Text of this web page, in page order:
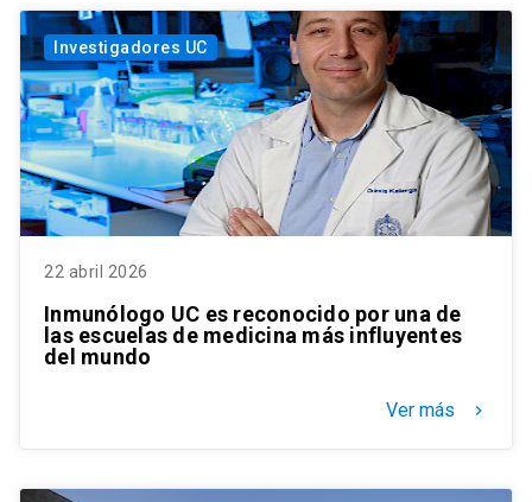
Investigadores UC
22 abril 2026
Inmunólogo UC es reconocido por una de
las escuelas de medicina más influyentes
del mundo
Ver más keyboard_arrow_right